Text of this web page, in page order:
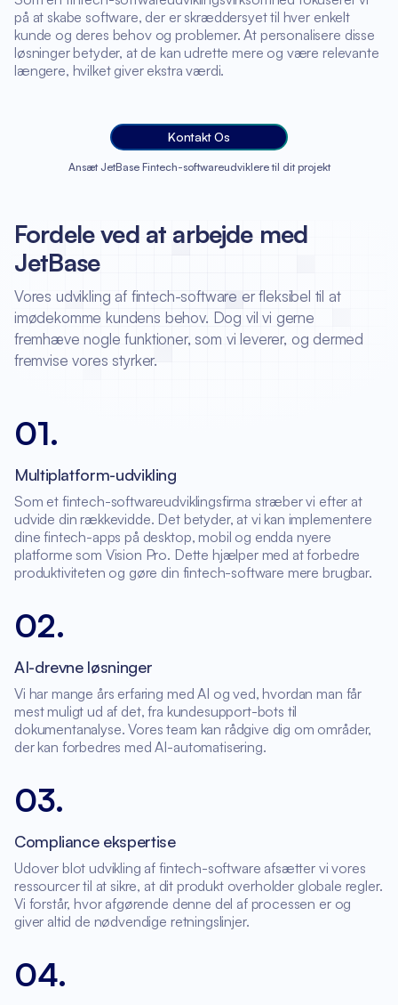
på at skabe software, der er skræddersyet til hver enkelt
kunde og deres behov og problemer. At personalisere disse
løsninger betyder, at de kan udrette mere og være relevante
længere, hvilket giver ekstra værdi.
Kontakt Os
Ansæt JetBase Fintech-softwareudviklere til dit projekt
Fordele ved at arbejde med
JetBase
Vores udvikling af fintech-software er fleksibel til at
imødekomme kundens behov. Dog vil vi gerne
fremhæve nogle funktioner, som vi leverer, og dermed
fremvise vores styrker.
01.
Multiplatform-udvikling
Som et fintech-softwareudviklingsfirma stræber vi efter at
udvide din rækkevidde. Det betyder, at vi kan implementere
dine fintech-apps på desktop, mobil og endda nyere
platforme som Vision Pro. Dette hjælper med at forbedre
produktiviteten og gøre din fintech-software mere brugbar.
02.
AI-drevne løsninger
Vi har mange års erfaring med AI og ved, hvordan man får
mest muligt ud af det, fra kundesupport-bots til
dokumentanalyse. Vores team kan rådgive dig om områder,
der kan forbedres med AI-automatisering.
03.
Compliance ekspertise
Udover blot udvikling af fintech-software afsætter vi vores
ressourcer til at sikre, at dit produkt overholder globale regler.
Vi forstår, hvor afgørende denne del af processen er og
giver altid de nødvendige retningslinjer.
04.